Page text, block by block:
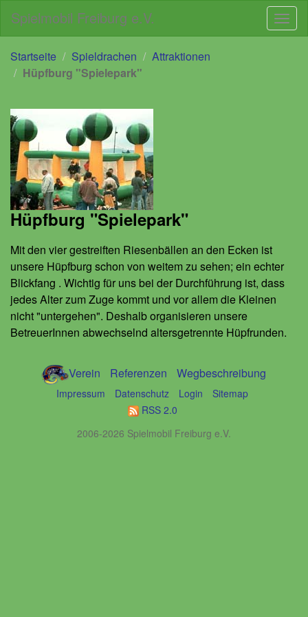
Direkt
zum
Direkt
zur
Spielmobil Freiburg e.V.
Startseite Spieldrachen
Attraktionen
Hüpfburg "Spielepark"
Hüpfburg "Spielepark"
Mit den vier gestreiften Riesenbällen an den Ecken ist
unsere Hüpfburg schon von weitem zu sehen; ein echter
Blickfang . Wichtig für uns bei der Durchführung ist, dass
jedes Alter zum Zuge kommt und vor allem die Kleinen
nicht "untergehen". Deshalb organisieren unsere
BetreuerInnen abwechselnd altersgetrennte Hüpfrunden.
Verein Referenzen Wegbeschreibung
Impressum Datenschutz Login
Sitemap
RSS 2.0
2006-2026 Spielmobil Freiburg e.V.